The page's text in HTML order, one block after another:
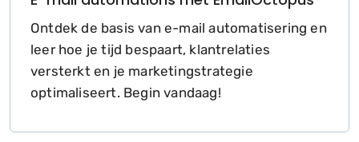
Ontdek de basis van e-mail automatisering en
leer hoe je tijd bespaart, klantrelaties
versterkt en je marketingstrategie
optimaliseert. Begin vandaag!